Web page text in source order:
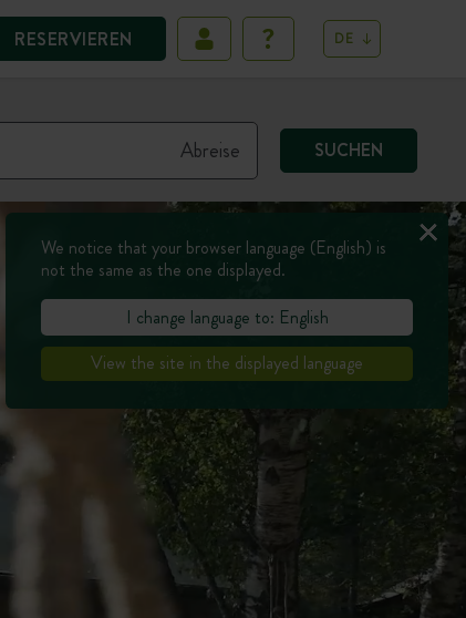
RESERVIEREN DE
SUCHEN
We notice that your browser language (English) is
not the same as the one displayed.
I change language to: English
View the site in the displayed language